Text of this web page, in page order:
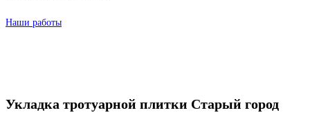
Наши работы
Укладка тротуарной плитки Старый город